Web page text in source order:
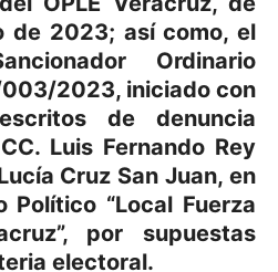
de 2023; así como, el
Ordinario
003/2023, iniciado con
de denuncia
Luis Fernando Rey
Cruz San Juan, en
“Local Fuerza
por supuestas
electoral.